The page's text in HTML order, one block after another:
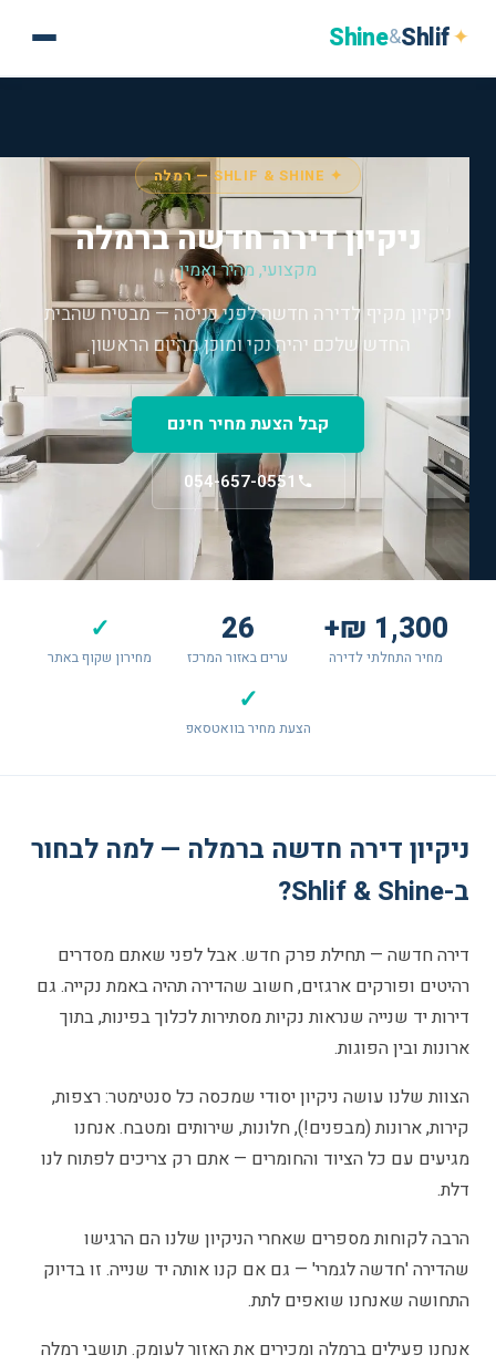
✦
Shlif
&
Shine
✦ SHLIF & SHINE — רמלה
ניקיון דירה חדשה ברמלה
מקצועי, מהיר ואמין
ניקיון מקיף לדירה חדשה לפני כניסה — מבטיח שהבית
החדש שלכם יהיה נקי ומוכן מהיום הראשון.
קבל הצעת מחיר חינם
054-657-0551
1,300 ₪+
מחיר התחלתי לדירה
26
ערים באזור המרכז
✓
מחירון שקוף באתר
✓
הצעת מחיר בוואטסאפ
ניקיון דירה חדשה ברמלה — למה לבחור
ב-Shlif & Shine?
דירה חדשה — תחילת פרק חדש. אבל לפני שאתם מסדרים
רהיטים ופורקים ארגזים, חשוב שהדירה תהיה באמת נקייה. גם
דירות יד שנייה שנראות נקיות מסתירות לכלוך בפינות, בתוך
ארונות ובין הפוגות.
הצוות שלנו עושה ניקיון יסודי שמכסה כל סנטימטר: רצפות,
קירות, ארונות (מבפנים!), חלונות, שירותים ומטבח. אנחנו
מגיעים עם כל הציוד והחומרים — אתם רק צריכים לפתוח לנו
דלת.
הרבה לקוחות מספרים שאחרי הניקיון שלנו הם הרגישו
שהדירה 'חדשה לגמרי' — גם אם קנו אותה יד שנייה. זו בדיוק
התחושה שאנחנו שואפים לתת.
אנחנו פעילים ברמלה ומכירים את האזור לעומק. תושבי רמלה